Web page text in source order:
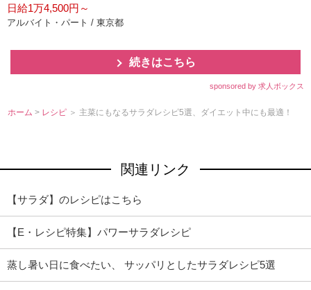
日給1万4,500円～
アルバイト・パート / 東京都
続きはこちら
sponsored by 求人ボックス
ホーム > レシピ ＞ 主菜にもなるサラダレシピ5選、ダイエット中にも最適！
関連リンク
【サラダ】のレシピはこちら
【E・レシピ特集】パワーサラダレシピ
蒸し暑い日に食べたい、 サッパリとしたサラダレシピ5選